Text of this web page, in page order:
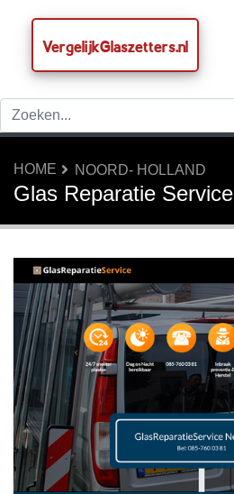
VergelijkGlaszetters.nl
HOME NOORD- HOLLAND
Glas Reparatie Service